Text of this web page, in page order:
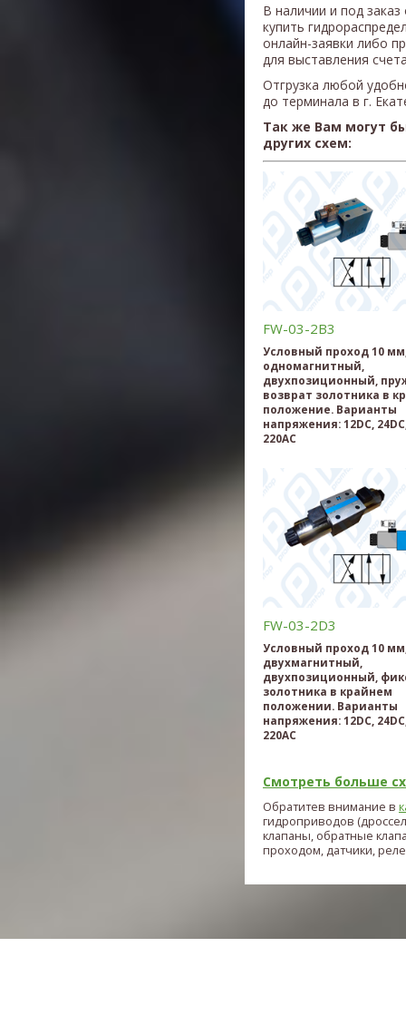
В наличии и под
купить
онлайн-заявки либо
для выставления
Отгрузка любой
до терминала в г.
Так же Вам могут
других схем:
FW-03-2B3
Условный проход 10
одномагнитный,
двухпозиционный,
возврат золотника в
положение. Варианты
напряжения: 12DC,
220AC
FW-03-2D3
Условный проход 10
двухмагнитный,
двухпозиционный,
золотника в крайнем
положении. Варианты
напряжения: 12DC,
220AC
Смотреть больше
Обратитев внимание в
гидроприводов
клапаны, обратные
проходом, датчики, реле